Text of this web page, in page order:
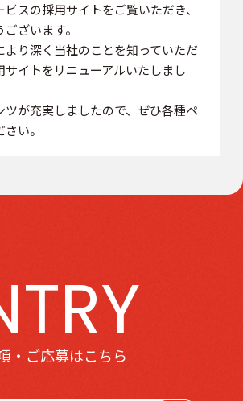
スの採用サイトをご覧いただき、
ざいます。
より深く当社のことを知っていただ
サイトをリニューアルいたしまし
ツが充実しましたので、ぜひ各種ペ
い。
・ご応募はこちら